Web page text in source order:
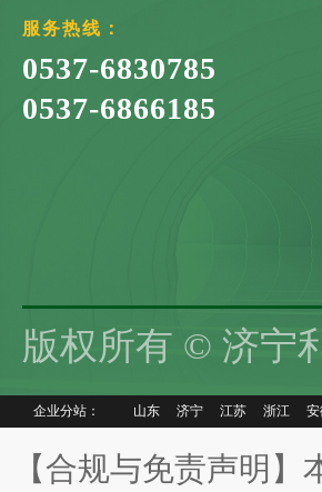
服务热线：
0537-6830785
0537-6866185
版权所有 © 济宁
企业分站： 山东 济宁 江苏 浙江
【合规与免责声明